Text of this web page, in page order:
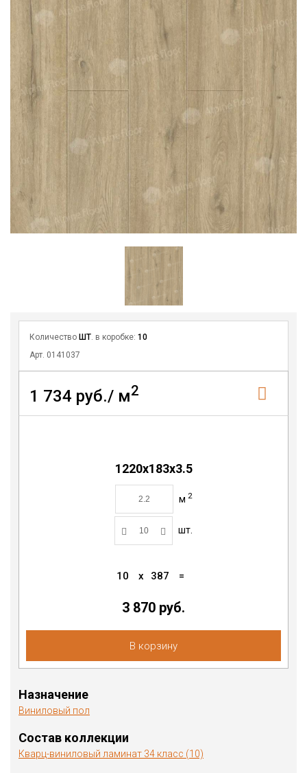
Количество ШТ . в коробке: 10
Арт. 0141037
1 734 руб./ м2
1220х183х3.5
м 2
шт.
10 x 387 =
3 870 руб.
В корзину
Назначение
Виниловый пол
Состав коллекции
Кварц-виниловый ламинат 34 класс (10)